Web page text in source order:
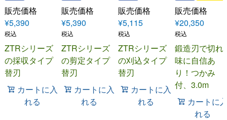
販売価格
¥5,390
税込
ZTRシリーズ
の採収タイプ
替刃
カートに入
れる
販売価格
¥5,390
税込
ZTRシリーズ
の剪定タイプ
替刃
カートに入
れる
販売価格
¥5,115
税込
ZTRシリーズ
の刈込タイプ
替刃
カートに入
れる
販売価格
¥20,350
税込
鍛造刃で切れ
味に自信あ
り！つかみ
付、3.0m
カートに
れる